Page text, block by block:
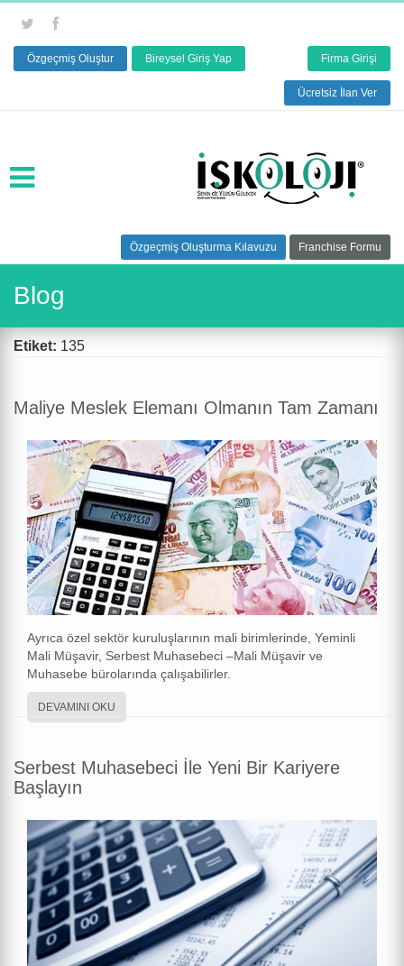
Özgeçmiş Oluştur Bireysel Giriş Yap Firma Girişi
Ücretsiz İlan Ver
Özgeçmiş Oluşturma Kılavuzu Franchise Formu
Blog
Etiket: 135
Maliye Meslek Elemanı Olmanın Tam Zamanı
Ayrıca özel sektör kuruluşlarının mali birimlerinde, Yeminli
Mali Müşavir, Serbest Muhasebeci –Mali Müşavir ve
Muhasebe bürolarında çalışabilirler.
DEVAMINI OKU
Serbest Muhasebeci İle Yeni Bir Kariyere
Başlayın